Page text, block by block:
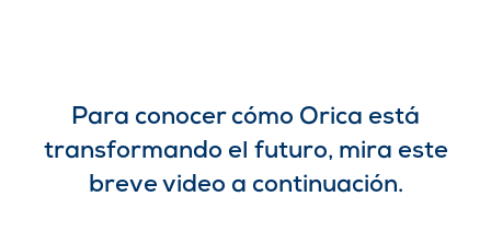
Para conocer cómo Orica está
transformando el futuro, mira este
breve video a continuación.